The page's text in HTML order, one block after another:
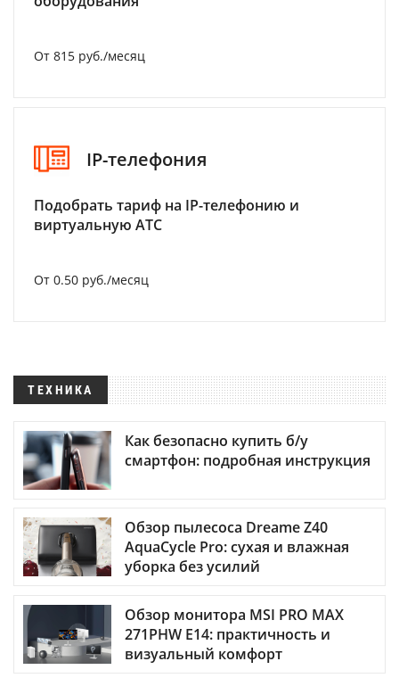
От 815 руб./месяц
IP-телефония
Подобрать тариф на IP-телефонию и
виртуальную АТС
От 0.50 руб./месяц
ТЕХНИКА
Как безопасно купить б/у
смартфон: подробная инструкция
Обзор пылесоса Dreame Z40
AquaCycle Pro: сухая и влажная
уборка без усилий
Обзор монитора MSI PRO MAX
271PHW E14: практичность и
визуальный комфорт